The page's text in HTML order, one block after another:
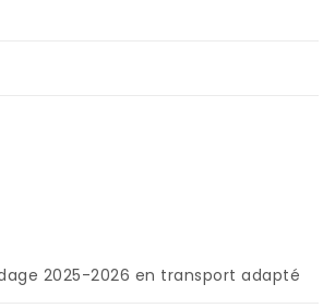
2025-2026 en transport adapté